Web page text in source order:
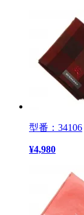
型番：34106
¥4,980